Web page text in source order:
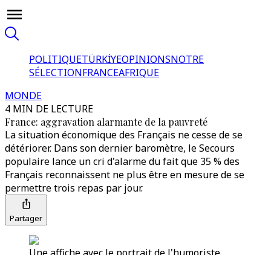
POLITIQUETÜRKİYEOPINIONSNOTRE
SÉLECTIONFRANCEAFRIQUE
MONDE
4 MIN DE LECTURE
France: aggravation alarmante de la pauvreté
La situation économique des Français ne cesse de se
détériorer. Dans son dernier baromètre, le Secours
populaire lance un cri d'alarme du fait que 35 % des
Français reconnaissent ne plus être en mesure de se
permettre trois repas par jour.
Partager